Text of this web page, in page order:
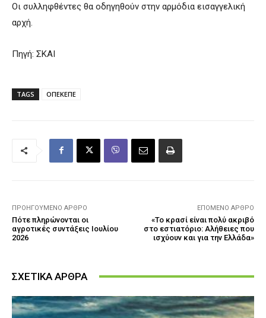
Οι συλληφθέντες θα οδηγηθούν στην αρμόδια εισαγγελική
αρχή.
Πηγή: ΣΚΑΙ
TAGS ΟΠΕΚΕΠΕ
ΠΡΟΗΓΟΎΜΕΝΟ ΆΡΘΡΟ
Πότε πληρώνονται οι
αγροτικές συντάξεις Ιουλίου
2026
ΕΠΌΜΕΝΟ ΆΡΘΡΟ
«Το κρασί είναι πολύ ακριβό
στο εστιατόριο: Αλήθειες που
ισχύουν και για την Ελλάδα»
ΣΧΕΤΙΚΑ ΑΡΘΡΑ